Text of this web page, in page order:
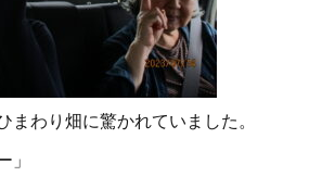
まわり畑に驚かれていました。
」